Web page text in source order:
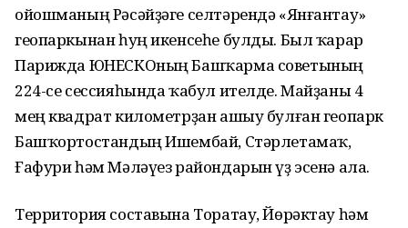
ойошманың Рәсәйҙәге селтәрендә «Янғантау»
геопаркынан һуң икенсеһе булды. Был ҡарар
Парижда ЮНЕСКОның Башҡарма советының
224-се сессияһында ҡабул ителде. Майҙаны 4
мең квадрат километрҙан ашыу булған геопарк
Башҡортостандың Ишембай, Стәрлетамаҡ,
Ғафури һәм Мәләүез райондарын үҙ эсенә ала.
Территория составына Торатау, Йөрәктау һәм